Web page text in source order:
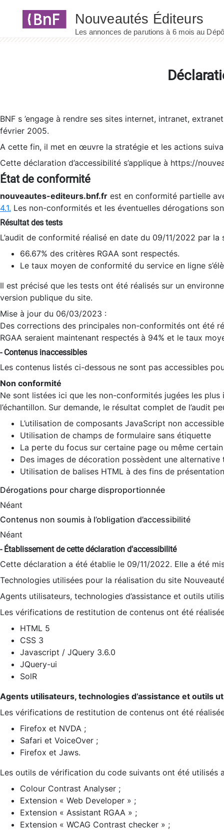
BNF s ’engage à rendre ses sites internet, intranet,
février 2005.
A cette fin, il met en œuvre la stratégie et les actions
Cette déclaration d’accessibilité s’applique à https://
État de conformité
nouveautes-editeurs.bnf.fr est en conformité partielle
4.1. Les non-conformités et les éventuelles dérogations
Résultat des tests
L’audit de conformité réalisé en date du 09/11/2022 par
66.67% des critères RGAA sont respectés.
Le taux moyen de conformité du service en ligne
Il est précisé que les tests ont été réalisés sur un
version publique du site.
Mise à jour du 06/03/2023 :
Des corrections des principales non-conformités ont été
RGAA seraient maintenant respectés à 94% et le taux
- Contenus inaccessibles
Les contenus listés ci-dessous ne sont pas accessibles
Non conformité
Ne sont listées ici que les non-conformités jugées les
l’échantillon. Sur demande, le résultat complet de l’audit
L’utilisation de composants JavaScript non
Utilisation de champs de formulaire sans étiquette
La perte du focus sur certaine page ou même
Des images de décoration possèdent une alternative
Utilisation de balises HTML à des fins de
Dérogations pour charge disproportionnée
Néant
Contenus non soumis à l’obligation d’accessibilité
Néant
- Établissement de cette déclaration d'accessibilité
Cette déclaration a été établie le 09/11/2022. Elle a été
Technologies utilisées pour la réalisation du site
Agents utilisateurs, technologies d’assistance et outils
Les vérifications de restitution de contenus ont été
HTML 5
CSS 3
Javascript / JQuery 3.6.0
JQuery-ui
SolR
Agents utilisateurs, technologies d’assistance et outils
Les vérifications de restitution de contenus ont été
Firefox et NVDA ;
Safari et VoiceOver ;
Firefox et Jaws.
Les outils de vérification du code suivants ont été utilisés
Colour Contrast Analyser ;
Extension « Web Developer » ;
Extension « Assistant RGAA » ;
Extension « WCAG Contrast checker » ;